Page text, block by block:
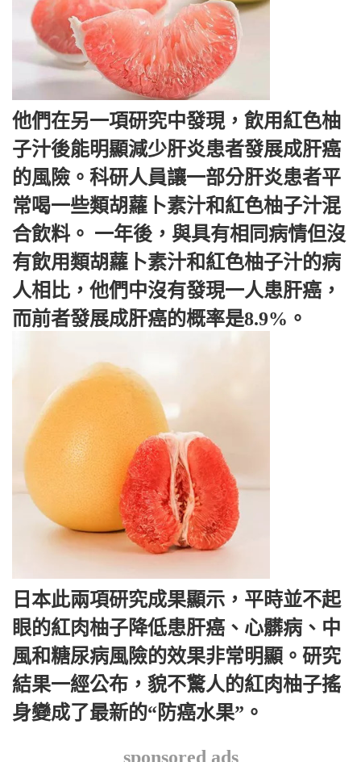
他們在另一項研究中發現，飲用紅色柚
子汁後能明顯減少肝炎患者發展成肝癌
的風險。科研人員讓一部分肝炎患者平
常喝一些類胡蘿卜素汁和紅色柚子汁混
合飲料。 一年後，與具有相同病情但沒
有飲用類胡蘿卜素汁和紅色柚子汁的病
人相比，他們中沒有發現一人患肝癌，
而前者發展成肝癌的概率是8.9%。
日本此兩項研究成果顯示，平時並不起
眼的紅肉柚子降低患肝癌、心髒病、中
風和糖尿病風險的效果非常明顯。研究
結果一經公布，貌不驚人的紅肉柚子搖
身變成了最新的“防癌水果”。
sponsored ads